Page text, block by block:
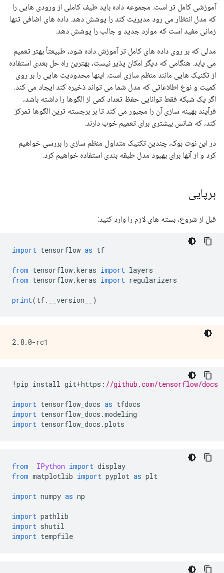
آموزشی کامل تر است. مجموعه داده باید طیف کاملی از ورودی هایی را
که مدل انتظار می رود مدیریت کند را پوشش دهد. داده های اضافی تنها
زمانی مفید است که موارد جدید و جالب را پوشش دهد.
مدلی که بر روی داده های کامل تر آموزش داده شود، طبیعتاً بهتر تعمیم
می یابد. هنگامی که دیگر امکان پذیر نیست، بهترین راه حل بعدی استفاده
از تکنیک هایی مانند منظم سازی است. اینها محدودیت هایی را بر روی
کمیت و نوع اطلاعاتی که مدل شما می تواند ذخیره کند ایجاد می کند.
اگر یک شبکه فقط توانایی حفظ تعداد کمی از الگوها را داشته باشد،
فرآیند بهینه سازی آن را مجبور می کند تا بر برجسته ترین الگوها تمرکز
کند، که شانس بیشتری برای تعمیم خوب دارند.
در این نوت بوک، چندین تکنیک متداول منظم سازی را بررسی خواهیم
کرد و از آنها برای بهبود مدل طبقه بندی استفاده خواهیم کرد.
برپایی
قبل از شروع، بسته های لازم را وارد کنید:
import tensorflow as tf
from tensorflow.keras import layers
from tensorflow.keras import regularizers
print(tf. __version__ )
! pip install git+https : //github.com/tensorflow/docs
import tensorflow_docs as tfdocs
import tensorflow_docs .modeling
import tensorflow_docs .plots
from IPython import display
from matplotlib import pyplot as plt
import numpy as np
import pathlib
import shutil
import tempfile